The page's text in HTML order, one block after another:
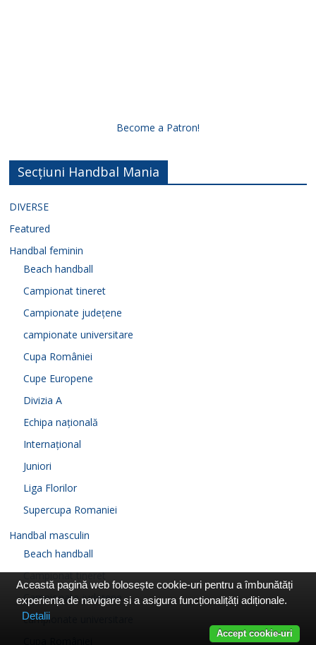
Become a Patron!
Secțiuni Handbal Mania
DIVERSE
Featured
Handbal feminin
Beach handball
Campionat tineret
Campionate județene
campionate universitare
Cupa României
Cupe Europene
Divizia A
Echipa națională
Internațional
Juniori
Liga Florilor
Supercupa Romaniei
Handbal masculin
Beach handball
Campionat tineret
Campionate județene
campionate universitare
Această pagină web folosește cookie-uri pentru a îmbunătăți
experiența de navigare și a asigura funcționalițăți adiționale.
Detalii
Accept cookie-uri